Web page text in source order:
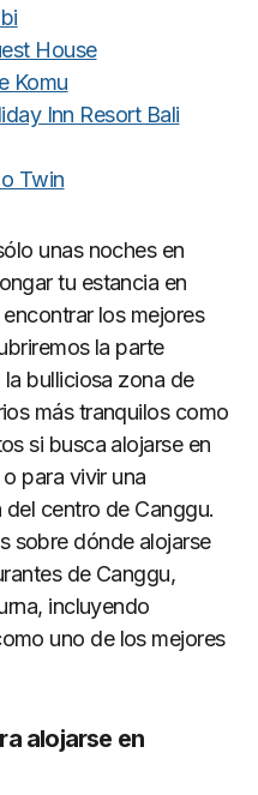
House
Komu
Inn Resort Bali
Twin
unas noches en
tu estancia en
los mejores
la parte
bulliciosa zona de
más tranquilos como
si busca alojarse en
para vivir una
centro de Canggu.
sobre dónde alojarse
de Canggu,
incluyendo
uno de los mejores
alojarse en